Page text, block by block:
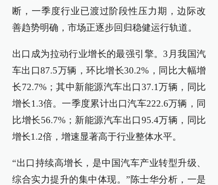
断，一季度行业已渡过阶段性压力期，边际改
善趋势明确，市场正逐步回归稳健运行轨道。
出口成为拉动行业增长的最强引擎。3月我国汽
车出口87.5万辆，环比增长30.2%，同比大幅增
长72.7%；其中新能源汽车出口37.1万辆，同比
增长1.3倍。一季度累计出口汽车222.6万辆，同
比增长56.7%；新能源汽车出口95.4万辆，同比
增长1.2倍，增速显著高于行业整体水平。
“出口持续高增长，是中国汽车产业转型升级、
综合实力提升的集中体现。”陈士华分析，一是